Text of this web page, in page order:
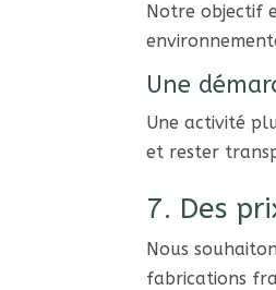
Notre objectif
Une
Une activité
et rester
7. Des
Nous
fabrications